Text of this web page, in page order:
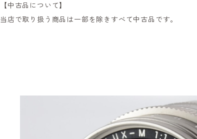
【中古品について】
当店で取り扱う商品は一部を除きすべて中古品です。